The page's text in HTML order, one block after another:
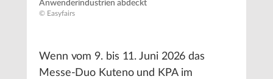
Anwenderindustrien abdeckt
© Easyfairs
Wenn vom 9. bis 11. Juni 2026 das
Messe-Duo Kuteno und KPA im